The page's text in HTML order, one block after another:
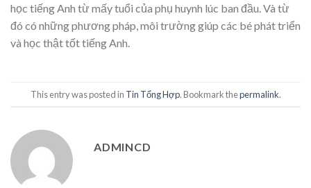
học tiếng Anh từ mấy tuổi của phụ huynh lúc ban đầu. Và từ
đó có những phương pháp, môi trường giúp các bé phát triển
và học thật tốt tiếng Anh.
This entry was posted in Tin Tổng Hợp. Bookmark thepermalink.
ADMINCD